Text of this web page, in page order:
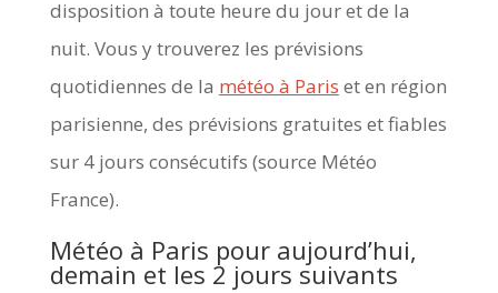
disposition à toute heure du jour et de la
nuit. Vous y trouverez les prévisions
quotidiennes de la météo à Paris et en région
parisienne, des prévisions gratuites et fiables
sur 4 jours consécutifs (source Météo
France).
Météo à Paris pour aujourd’hui,
demain et les 2 jours suivants